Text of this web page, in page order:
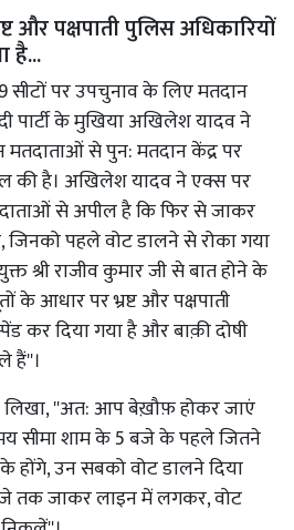
और पक्षपाती पुलिस अधिकारियों
है...
सीटों पर उपचुनाव के लिए मतदान
पार्टी के मुखिया अखिलेश यादव ने
मतदाताओं से पुन: मतदान केंद्र पर
की है। अखिलेश यादव ने एक्स पर
से अपील है कि फिर से जाकर
पहले वोट डालने से रोका गया
श्री राजीव कुमार जी से बात होने के
के आधार पर भ्रष्ट और पक्षपाती
कर दिया गया है और बाक़ी दोषी
हैं''।
लिखा, ''अत: आप बेख़ौफ़ होकर जाएं
सीमा शाम के 5 बजे के पहले जितने
होंगे, उन सबको वोट डालने दिया
तक जाकर लाइन में लगकर, वोट